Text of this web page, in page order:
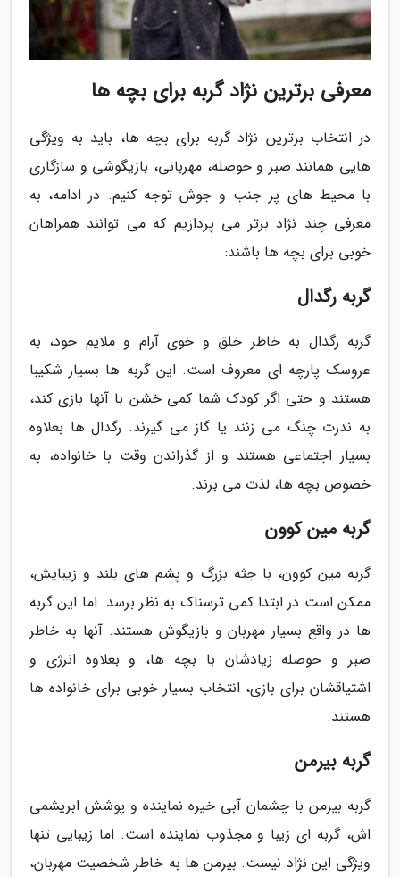
معرفی برترین نژاد گربه برای بچه ها
در انتخاب برترین نژاد گربه برای بچه ها، باید به ویژگی
هایی همانند صبر و حوصله، مهربانی، بازیگوشی و سازگاری
با محیط های پر جنب و جوش توجه کنیم. در ادامه، به
معرفی چند نژاد برتر می پردازیم که می توانند همراهان
خوبی برای بچه ها باشند:
گربه رگدال
گربه رگدال به خاطر خلق و خوی آرام و ملایم خود، به
عروسک پارچه ای معروف است. این گربه ها بسیار شکیبا
هستند و حتی اگر کودک شما کمی خشن با آنها بازی کند،
به ندرت چنگ می زنند یا گاز می گیرند. رگدال ها بعلاوه
بسیار اجتماعی هستند و از گذراندن وقت با خانواده، به
خصوص بچه ها، لذت می برند.
گربه مین کوون
گربه مین کوون، با جثه بزرگ و پشم های بلند و زیبایش،
ممکن است در ابتدا کمی ترسناک به نظر برسد. اما این گربه
ها در واقع بسیار مهربان و بازیگوش هستند. آنها به خاطر
صبر و حوصله زیادشان با بچه ها، و بعلاوه انرژی و
اشتیاقشان برای بازی، انتخاب بسیار خوبی برای خانواده ها
هستند.
گربه بیرمن
گربه بیرمن با چشمان آبی خیره نماینده و پوشش ابریشمی
اش، گربه ای زیبا و مجذوب نماینده است. اما زیبایی تنها
ویژگی این نژاد نیست. بیرمن ها به خاطر شخصیت مهربان،